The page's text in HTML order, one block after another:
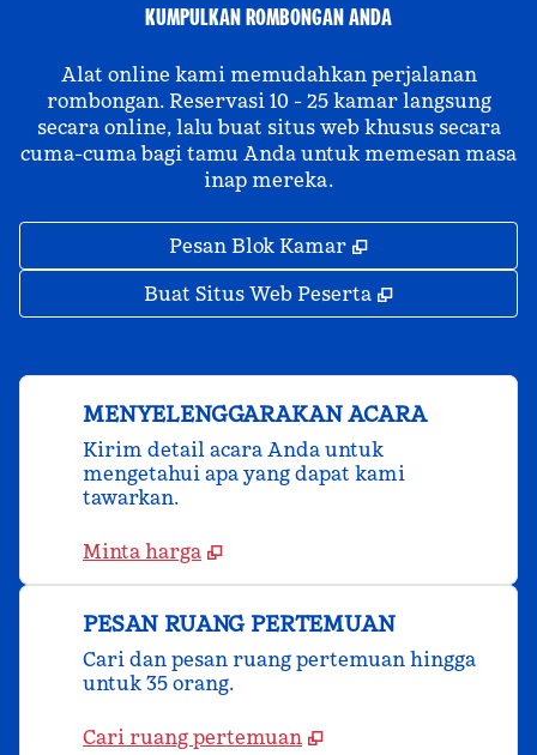
KUMPULKAN ROMBONGAN ANDA
Alat online kami memudahkan perjalanan
rombongan. Reservasi 10 - 25 kamar langsung
secara online, lalu buat situs web khusus secara
cuma-cuma bagi tamu Anda untuk memesan masa
inap mereka.
Pesan Blok Kamar ,
Buat Situs Web Peserta ,
MENYELENGGARAKAN ACARA
Kirim detail acara Anda untuk
mengetahui apa yang dapat kami
tawarkan.
Minta harga
PESAN RUANG PERTEMUAN
Cari dan pesan ruang pertemuan hingga
untuk 35 orang.
Cari ruang pertemuan